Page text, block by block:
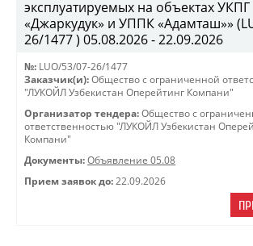
эксплуатируемых на объектах УКПГ
«Джаркудук» и УППК «Адамташ»»
26/1477 ) 05.08.2026 - 22.09.2026
№: LUO/53/07-26/1477
Заказчик(и): Общество с ограниченной
"ЛУКОЙЛ Узбекистан Оперейтинг Компани"
Организатор тендера: Общество с
ответственностью "ЛУКОЙЛ Узбекистан
Компани"
Документы: Объявление 05.08
Прием заявок до: 22.09.2026